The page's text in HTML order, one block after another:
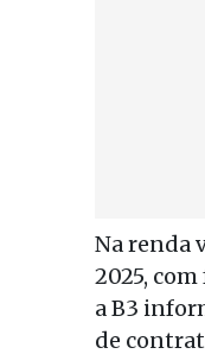
Na renda
2025,
a B3
de